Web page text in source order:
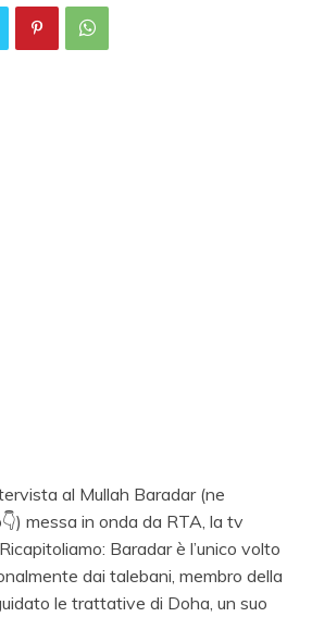
al Mullah Baradar (ne
messa in onda da RTA, la tv
Baradar è l’unico volto
dai talebani, membro della
le trattative di Doha, un suo